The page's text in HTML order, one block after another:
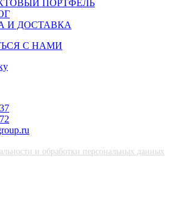
ПОРТФЕЛЬ
И ДОСТАВКА
С НАМИ
и обработки персональных данных